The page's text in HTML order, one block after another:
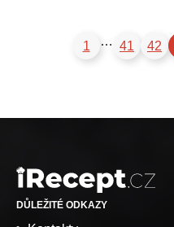
1 … 41 42
DŮLEŽITÉ ODKAZY